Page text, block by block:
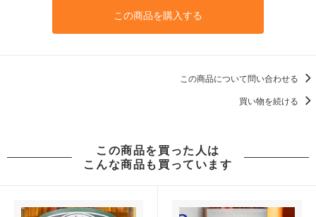
この商品を購入する
この商品について問い合わせる
買い物を続ける
この商品を買った人は
こんな商品も買っています